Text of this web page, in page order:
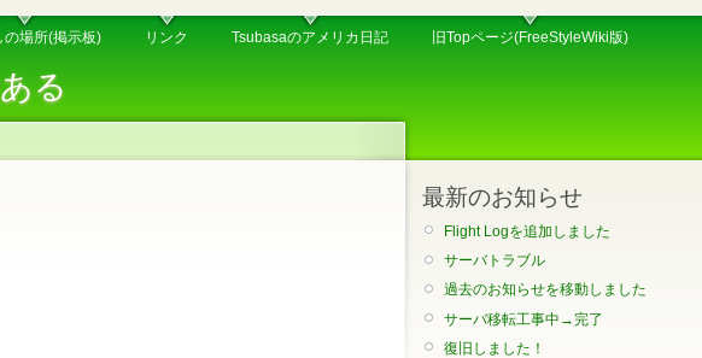
る
の場所(掲示板) リンク Tsubasaのアメリカ日記 旧Topページ(FreeStyleWiki版)
最新のお知らせ
Flight Logを追加しました
サーバトラブル
過去のお知らせを移動しました
サーバ移転工事中→完了
復旧しました！